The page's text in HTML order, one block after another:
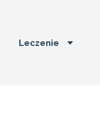
Leczenie